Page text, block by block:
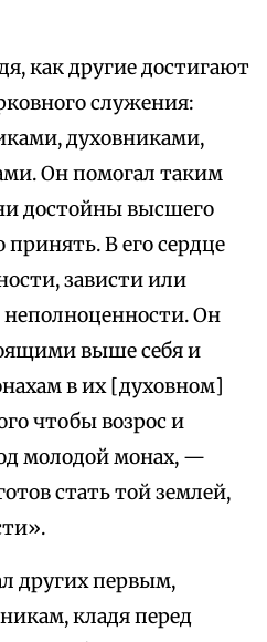
как другие достигают
служения:
духовниками,
Он помогал таким
достойны высшего
принять. В его сердце
зависти или
неполноценности. Он
выше себя и
в их [духовном]
чтобы возрос и
молодой монах, —
стать той землей,
других первым,
кладя перед